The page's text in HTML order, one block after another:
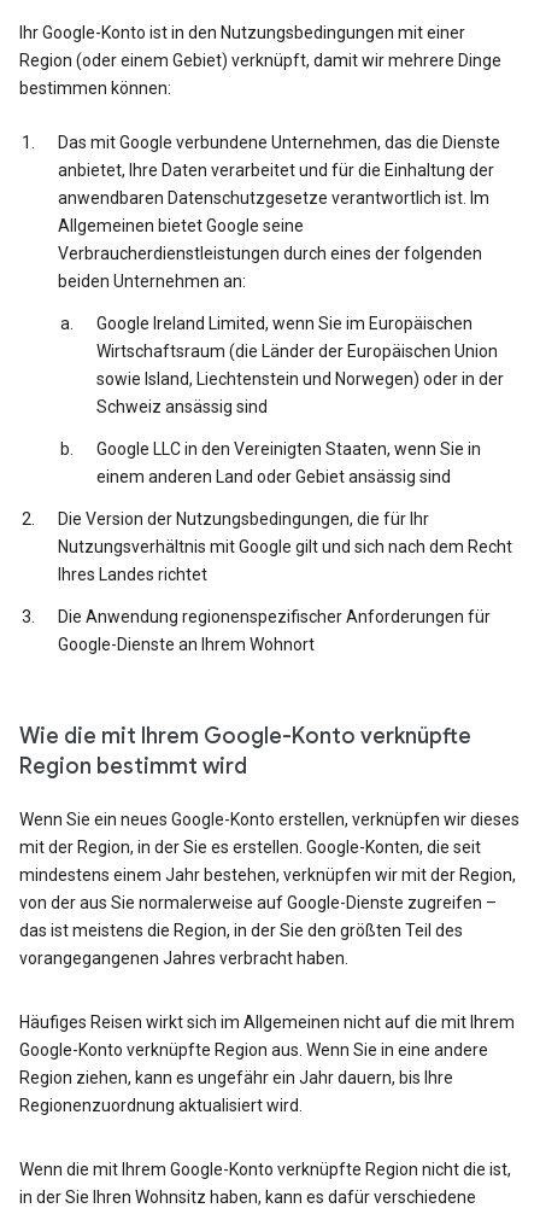
Ihr Google-Konto ist in den Nutzungsbedingungen mit einer
Region (oder einem Gebiet) verknüpft, damit wir mehrere Dinge
bestimmen können:
Das mit Google verbundene Unternehmen, das die Dienste
anbietet, Ihre Daten verarbeitet und für die Einhaltung der
anwendbaren Datenschutzgesetze verantwortlich ist. Im
Allgemeinen bietet Google seine
Verbraucherdienstleistungen durch eines der folgenden
beiden Unternehmen an:
Google Ireland Limited, wenn Sie im Europäischen
Wirtschaftsraum (die Länder der Europäischen Union
sowie Island, Liechtenstein und Norwegen) oder in der
Schweiz ansässig sind
Google LLC in den Vereinigten Staaten, wenn Sie in
einem anderen Land oder Gebiet ansässig sind
Die Version der Nutzungsbedingungen, die für Ihr
Nutzungsverhältnis mit Google gilt und sich nach dem Recht
Ihres Landes richtet
Die Anwendung regionenspezifischer Anforderungen für
Google-Dienste an Ihrem Wohnort
Wie die mit Ihrem Google-Konto verknüpfte
Region bestimmt wird
Wenn Sie ein neues Google-Konto erstellen, verknüpfen wir dieses
mit der Region, in der Sie es erstellen. Google-Konten, die seit
mindestens einem Jahr bestehen, verknüpfen wir mit der Region,
von der aus Sie normalerweise auf Google-Dienste zugreifen –
das ist meistens die Region, in der Sie den größten Teil des
vorangegangenen Jahres verbracht haben.
Häufiges Reisen wirkt sich im Allgemeinen nicht auf die mit Ihrem
Google-Konto verknüpfte Region aus. Wenn Sie in eine andere
Region ziehen, kann es ungefähr ein Jahr dauern, bis Ihre
Regionenzuordnung aktualisiert wird.
Wenn die mit Ihrem Google-Konto verknüpfte Region nicht die ist,
in der Sie Ihren Wohnsitz haben, kann es dafür verschiedene